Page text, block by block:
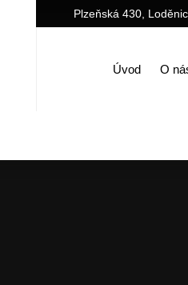
Plzeňská 430,
Úvod O